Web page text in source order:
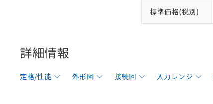
標準価格(税別)
詳細情報
定格/性能 外形図 接続図 入力レンジ